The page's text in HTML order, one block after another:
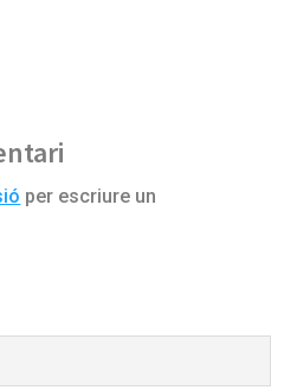
per escriure un